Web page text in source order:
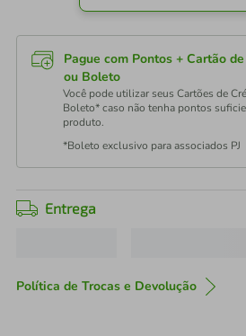
Pague com Pontos + Cartão
ou Boleto
Você pode utilizar seus Cartões de
Boleto* caso não tenha pontos
produto.
*Boleto exclusivo para associados PJ
Entrega
Política de Trocas e Devolução